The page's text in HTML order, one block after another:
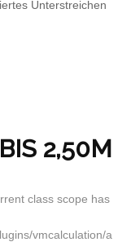
Unterstreichen
2,50M
class scope has
vmcalculation/a